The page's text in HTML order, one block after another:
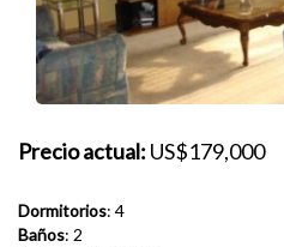
Precio actual: US$179,000
Dormitorios: 4
Baños: 2